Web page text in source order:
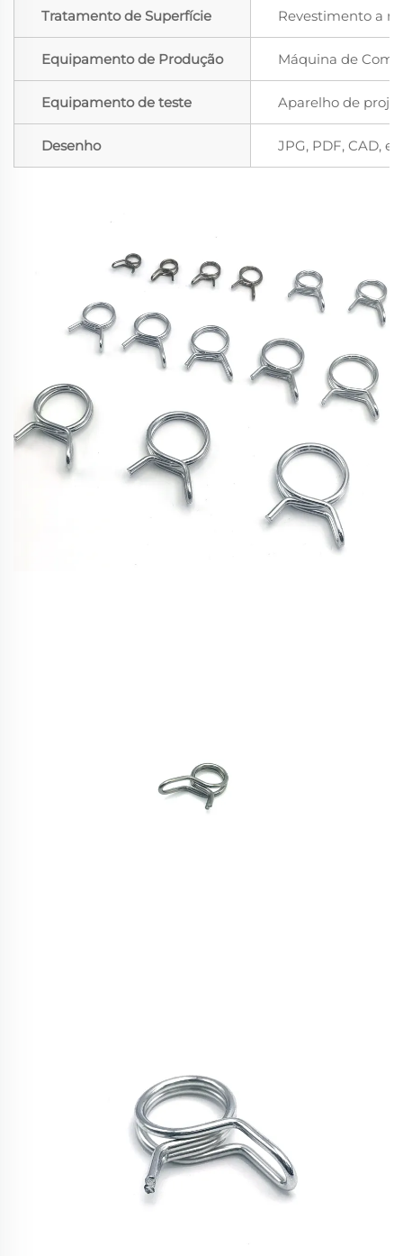
Tratamento de Superfície Revestimento a
Equipamento de Produção Máquina de
Equipamento de teste Aparelho de
Desenho JPG, PDF, CAD,